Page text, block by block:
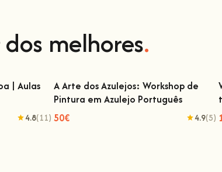
melhores.
de
| Aulas
4.8(11)
A Arte dos Azulejos: Workshop de Pintura
A Arte dos Azulejos: Workshop de
Pintura em Azulejo Português
50€
4.9(5)